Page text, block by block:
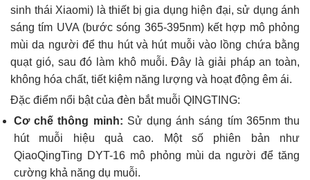
sinh thái Xiaomi) là thiết bị gia dụng hiện đại, sử dụng ánh
sáng tím UVA (bước sóng 365-395nm) kết hợp mô phỏng
mùi da người để thu hút và hút muỗi vào lồng chứa bằng
quạt gió, sau đó làm khô muỗi. Đây là giải pháp an toàn,
không hóa chất, tiết kiệm năng lượng và hoạt động êm ái.
Đặc điểm nổi bật của đèn bắt muỗi QINGTING:
Cơ chế thông minh: Sử dụng ánh sáng tím 365nm thu
hút muỗi hiệu quả cao. Một số phiên bản như
QiaoQingTing DYT-16 mô phỏng mùi da người để tăng
cường khả năng dụ muỗi.